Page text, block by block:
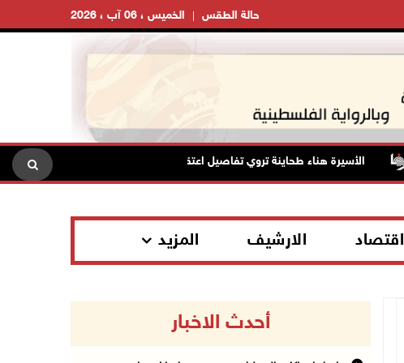
الخميس ، 06 آب ، 2026 حالة الطقس
الأسيرة هناء طحاينة تروي تفاصيل اعتقالها: حُرمت من وداع أطفالها وتعرضت للإهانة
اقتصاد الارشيف المزيد
أحدث الاخبار